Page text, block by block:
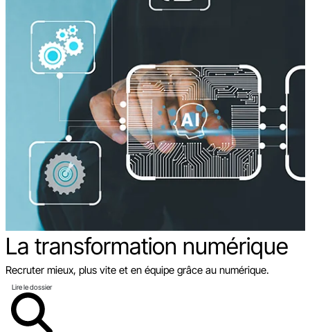
La transformation numérique
Recruter mieux, plus vite et en équipe grâce au numérique.
Lire le dossier